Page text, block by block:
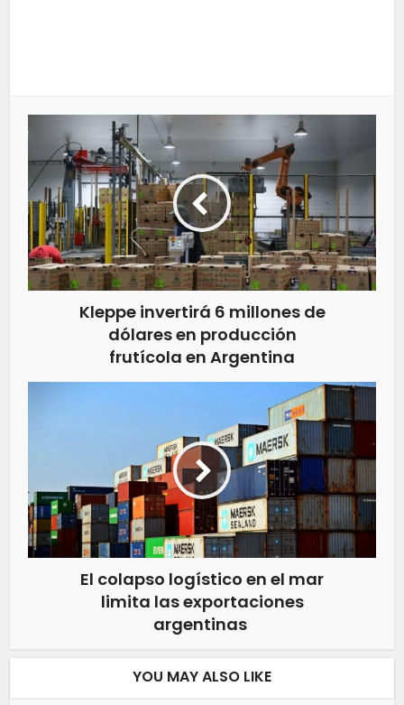
Kleppe invertirá 6 millones de
dólares en producción
frutícola en Argentina
El colapso logístico en el mar
limita las exportaciones
argentinas
YOU MAY ALSO LIKE